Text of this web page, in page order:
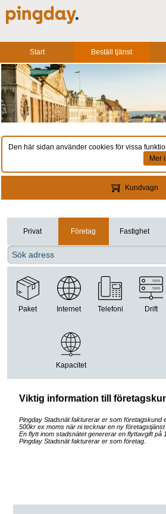
Start Beställ tjänst
Den här sidan använder cookies för vissa
Mer
Kundvagn
Privat Företag Fastighet
Paket Internet Telefoni Drift
Kapacitet
Viktig information till
Pingday Stadsnät fakturerar er som företagskund
500kr ex moms när ni tecknar en ny företagstjänst
En flytt inom stadsnätet genererar en flyttavgift på
Pingday Stadsnät fakturerar er som företag.